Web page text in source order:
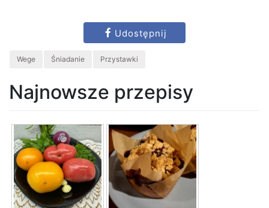
Udostępnij
Wege Śniadanie Przystawki
Najnowsze przepisy